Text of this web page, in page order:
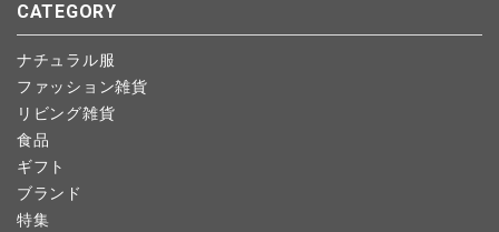
CATEGORY
ナチュラル服
ファッション雑貨
リビング雑貨
食品
ギフト
ブランド
特集